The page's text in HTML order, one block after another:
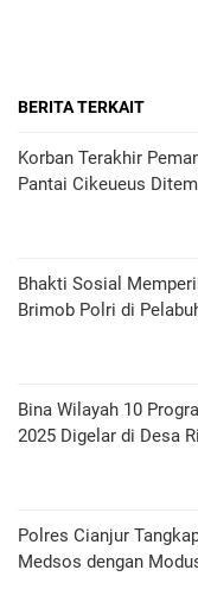
BERITA TERKAIT
Korban Terakhir
Pantai Cikeueus
Bhakti Sosial
Brimob Polri di
Bina Wilayah 10
2025 Digelar di Desa
Polres Cianjur
Medsos dengan